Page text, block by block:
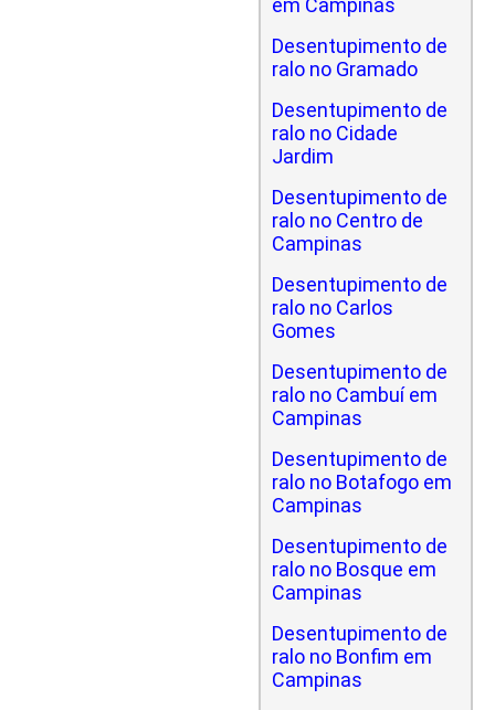
em Campinas
Desentupimento de
ralo no Gramado
Desentupimento de
ralo no Cidade
Jardim
Desentupimento de
ralo no Centro de
Campinas
Desentupimento de
ralo no Carlos
Gomes
Desentupimento de
ralo no Cambuí em
Campinas
Desentupimento de
ralo no Botafogo em
Campinas
Desentupimento de
ralo no Bosque em
Campinas
Desentupimento de
ralo no Bonfim em
Campinas